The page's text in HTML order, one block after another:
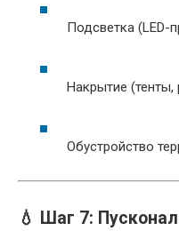
Подсветка (LED-
Накрытие (тенты,
Обустройство
💧 Шаг 7: